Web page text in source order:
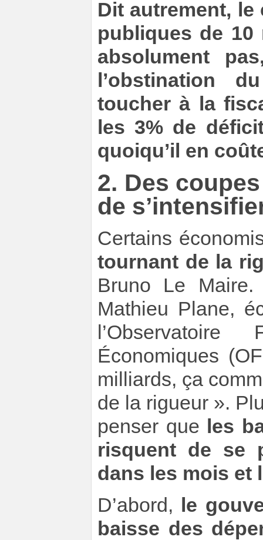
Dit autrement,
publiques de 10
absolument
l’obstination
toucher à la
les 3% de
quoiqu’il en
2. Des
de
Certains
tournant de la
Bruno Le
Mathieu Plane,
Économiques
milliards, ça
de la rigueur ».
penser que
les
risquent de se
dans les mois et
D’abord,
le
baisse des